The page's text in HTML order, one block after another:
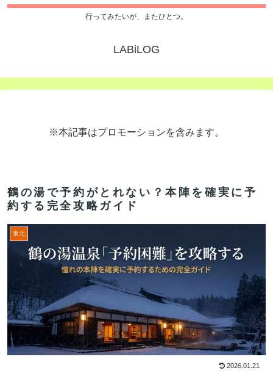
行ってみたいが、またひとつ。
LABiLOG
※本記事はプロモーションを含みます。
鶴の湯で予約がとれない？本陣を確実に予
約する完全攻略ガイド
東北
2026.01.21